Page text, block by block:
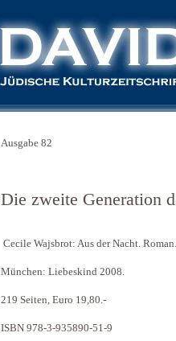
Ausgabe 82
Die zweite Generation
Cecile Wajsbrot: Aus der Nacht. Roman.
München: Liebeskind 2008.
219 Seiten, Euro 19,80.-
ISBN 978-3-935890-51-9